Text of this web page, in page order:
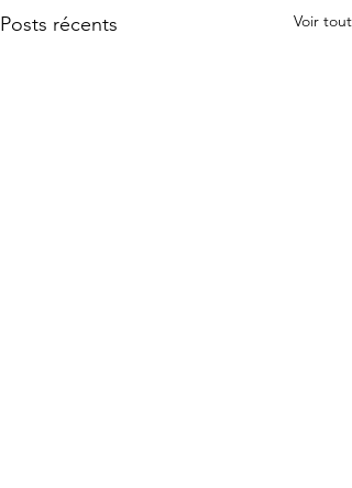
Posts récents Voir tout